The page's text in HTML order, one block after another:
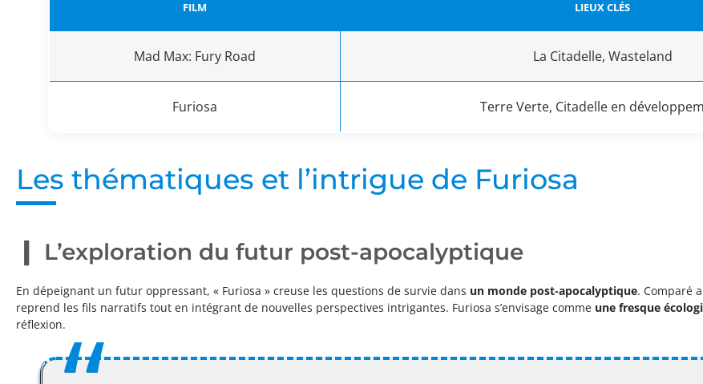
FILM LIEUX CLÉS
Mad Max: Fury Road La Citadelle, Wasteland
Furiosa Terre Verte, Citadelle en
Les thématiques et l’intrigue de Furiosa
L’exploration du futur post-apocalyptique
En dépeignant un futur oppressant, « Furiosa » creuse les questions de survie dans un monde post-apocalyptique. Comparé
reprend les fils narratifs tout en intégrant de nouvelles perspectives intrigantes. Furiosa s’envisage comme une fresque
réflexion.